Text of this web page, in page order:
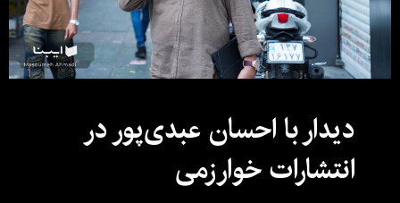
دیدار با احسان عبدی‌پور در
انتشارات خوارزمی